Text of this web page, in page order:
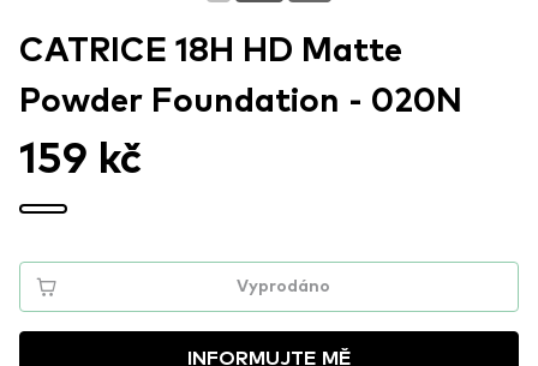
CATRICE 18H HD Matte
Powder Foundation - 020N
159 kč
Vyprodáno
INFORMUJTE MĚ